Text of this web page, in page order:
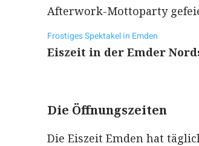
Afterwork-Mottoparty
Frostiges Spektakel in Emden
Eiszeit in der Emder
Die Öffnungszeiten
Die Eiszeit Emden hat